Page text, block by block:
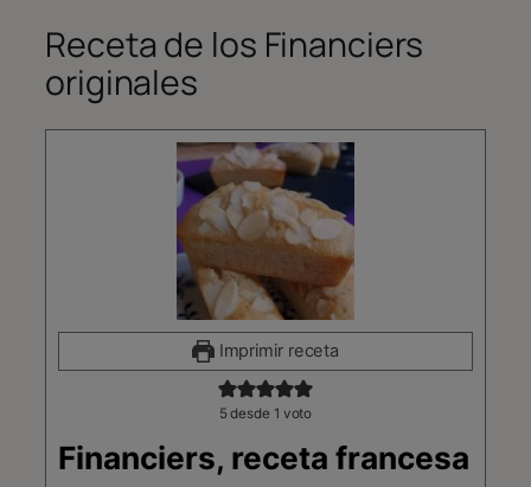
Receta de los Financiers
originales
Imprimir receta
5desde 1 voto
Financiers, receta francesa